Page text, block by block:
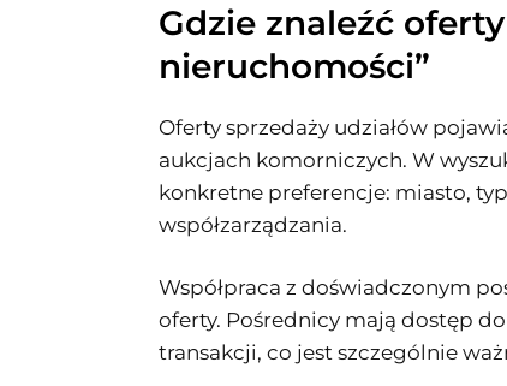
Gdzie znaleźć
nieruchomości”
Oferty sprzedaży udziałów
aukcjach komorniczych. W
konkretne preferencje: miasto,
współzarządzania.
Współpraca z doświadczonym
oferty. Pośrednicy mają dostęp
transakcji, co jest szczególnie